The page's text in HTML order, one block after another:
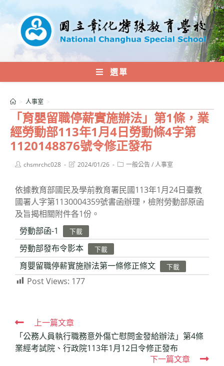
轉
內
選單
「育嬰留職停薪實施辦法」第1條，業
經勞動部113年1月4日勞動條4字第
1120148876號令修正發布
> 人事室 >
Postchsmrchc028
Post2024/01/26
Post一般公告/人事室
依據教育部國民及學前教育署民國113年1月24日臺教
國署人字第1130004359號書函辦理，檢附勞動部原函
及旨揭相關附件各1份。
勞動部函-1
下載
勞動部發布令影本 下載
育嬰留職停薪實施辦法第一條修正條文 下載
Post Views: 177
Read
more
articles
上一篇文章
「公務人員執行職務意外傷亡慰問金發給辦法」第4條
業經考試院、行政院113年1月12日令修正發布
下一篇文章